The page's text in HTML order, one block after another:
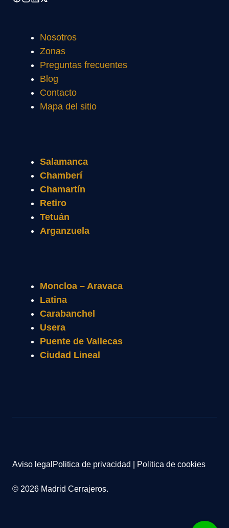
Nosotros
Zonas
Preguntas frecuentes
Blog
Contacto
Mapa del sitio
Salamanca
Chamberí
Chamartín
Retiro
Tetuán
Arganzuela
Moncloa – Aravaca
Latina
Carabanchel
Usera
Puente de Vallecas
Ciudad Lineal
© 2026 Madrid Cerrajeros.
Aviso legal Politica de privacidad Politica de cookies